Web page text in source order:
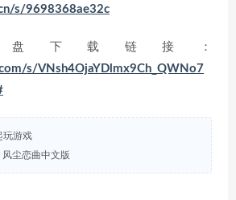
s/9698368ae32c
下载链接：
s/VNsh4OjaYDlmx9Ch_QWNo7
玩游戏
风尘恋曲中文版